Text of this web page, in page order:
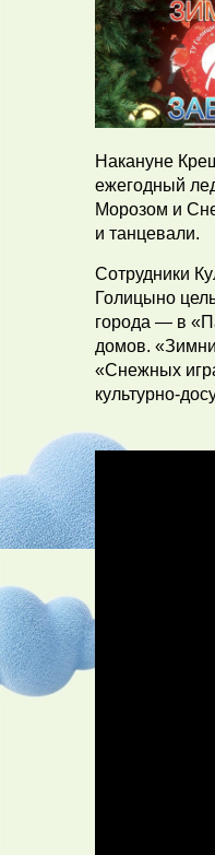
Накануне
ежегодный
Морозом и
и танцевали.
Сотрудники
Голицыно
города — в
домов.
«Снежных
культурно-